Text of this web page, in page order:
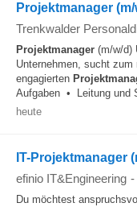
Projektmanager
Trenkwalder
Projektmanager (m/w/d)
Unternehmen, sucht
engagierten
Aufgaben • Leitung und
heute
IT-Projektmanager
efinio IT&Engineering -
Du möchtest